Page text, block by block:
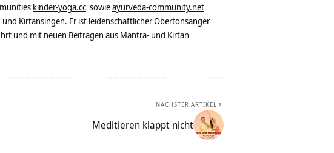
kinder-yoga.cc sowieayurveda-community.net
Kirtansingen. Er ist leidenschaftlicher Obertonsänger
und mit neuen Beiträgen aus Mantra- und Kirtan
NÄCHSTER ARTIKEL
Meditieren klappt nicht